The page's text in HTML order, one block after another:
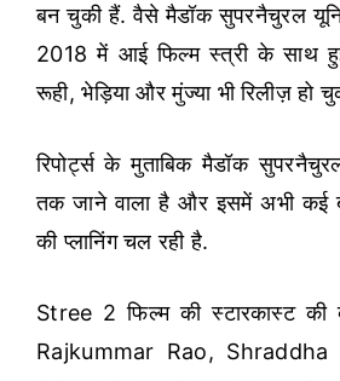
बन चुकी हैं. वैसे मैडॉक सुपरनैचुरल
2018 में आई फिल्म स्त्री के साथ
रूही, भेड़िया और मुंज्या भी रिलीज़ हो
रिपोर्ट्स के मुताबिक मैडॉक
तक जाने वाला है और इसमें अभी कई
की प्लानिंग चल रही है.
Stree 2 फिल्म की स्टारकास्ट की
Rajkummar Rao, Shraddha